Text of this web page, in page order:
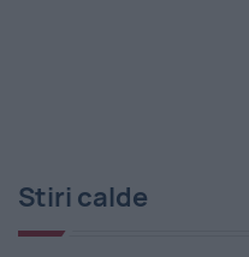
Stiri calde